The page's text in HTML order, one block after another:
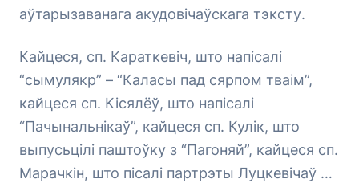
аўтарызаванага акудовічаўскага тэксту.
Кайцеся, сп. Караткевіч, што напісалі
“сымулякр” – “Каласы пад сярпом тваім”,
кайцеся сп. Кісялёў, што напісалі
“Пачынальнікаў”, кайцеся сп. Кулік, што
выпусьцілі паштоўку з “Пагоняй”, кайцеся сп.
Марачкін, што пісалі партрэты Луцкевічаў …